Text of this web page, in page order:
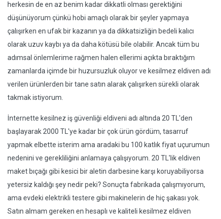
herkesin de en az benim kadar dikkatli olması gerektiğini
düşünüyorum çünkü hobi amaçlı olarak bir şeyler yapmaya
çalışırken en ufak bir kazanın ya da dikkatsizliğin bedeli kalıcı
olarak uzuv kaybı ya da daha kötüsü bile olabilir. Ancak tüm bu
adımsal önlemlerime rağmen halen ellerimi açıkta bıraktığım
zamanlarda içimde bir huzursuzluk oluyor ve kesilmez eldiven adı
verilen ürünlerden bir tane satın alarak çalışırken sürekli olarak
takmak istiyorum.
İnternette kesilnez iş güvenliği eldiveni adı altında 20 TL'den
başlayarak 2000 TL'ye kadar bir çok ürün gördüm, tasarruf
yapmak elbette isterim ama aradaki bu 100 katlık fiyat uçurumun
nedenini ve gerekliliğini anlamaya çalışıyorum. 20 TL'lik eldiven
maket bıçağı gibi kesici bir aletin darbesine karşı koruyabiliyorsa
yetersiz kaldığı şey nedir peki? Sonuçta fabrikada çalışmıyorum,
ama evdeki elektrikli testere gibi makinelerin de hiç şakası yok.
Satın almam gereken en hesaplı ve kaliteli kesilmez eldiven